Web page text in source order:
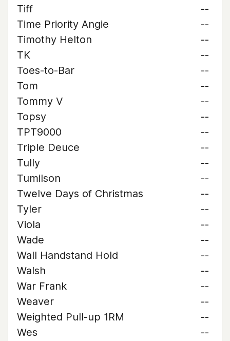
Tiff
--
Time Priority Angie
--
Timothy Helton
--
TK
--
Toes-to-Bar
--
Tom
--
Tommy V
--
Topsy
--
TPT9000
--
Triple Deuce
--
Tully
--
Tumilson
--
Twelve Days of Christmas
--
Tyler
--
Viola
--
Wade
--
Wall Handstand Hold
--
Walsh
--
War Frank
--
Weaver
--
Weighted Pull-up 1RM
--
Wes
--